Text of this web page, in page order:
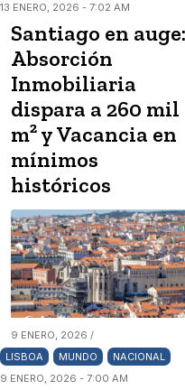
13 ENERO, 2026 - 7:02 AM
Santiago en auge:
Absorción
Inmobiliaria
dispara a 260 mil
m² y Vacancia en
mínimos
históricos
9 ENERO, 2026 /
LISBOA
MUNDO
NACIONAL
9 ENERO, 2026 - 7:00 AM